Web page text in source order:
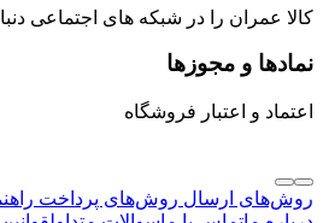
کالا عمران را در شبکه های اجتماعی
نمادها و مجوزها
اعتماد و اعتبار فروشگاه
روش‌های ارسال روش‌های پرداخت